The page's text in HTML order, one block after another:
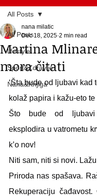
All Posts
lifestyle
Sport&Zdravlje
Nana&Knjiga
All Posts
Martina
mora čitati
nana milatic
Dec 18, 2025 2 min read
‘Šta bude od ljubavi kad
kolaž papira i kažu-eto te
Što bude od
eksplodira u vatrometu
k’o nov!
Niti sam, niti si novi.
Priroda nas spašava.
Rekuperaciju